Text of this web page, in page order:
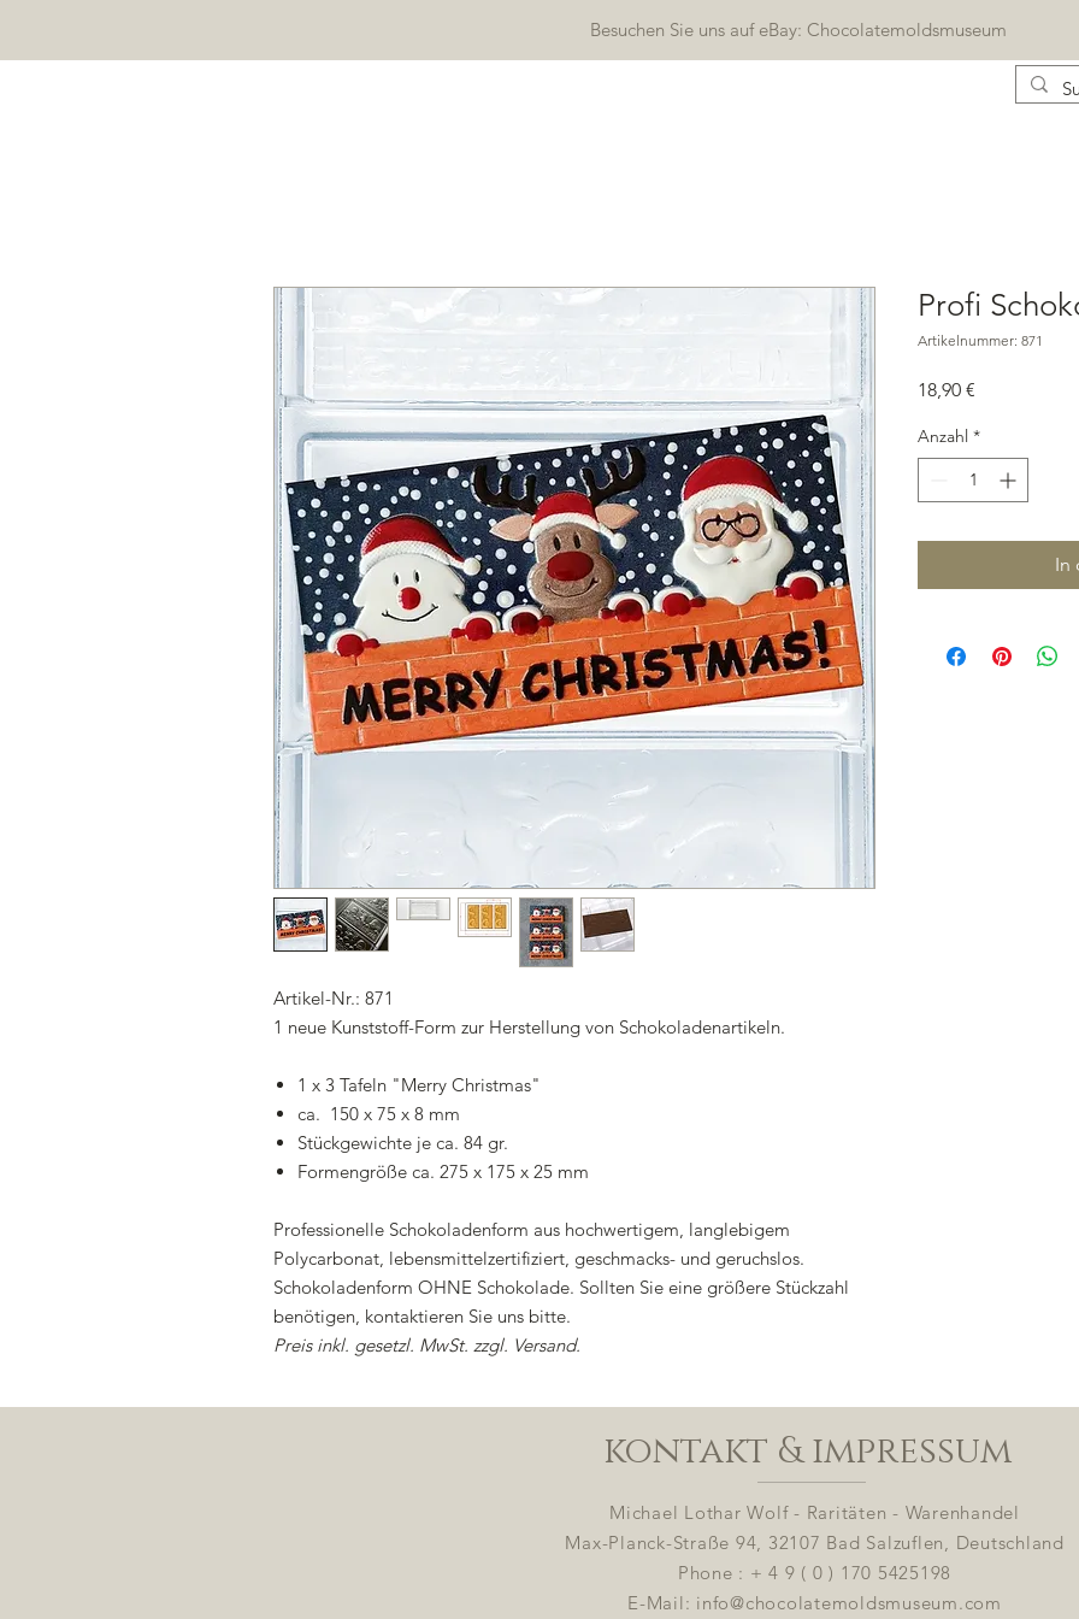
Besuchen Sie uns auf eBay: Chocolatemoldsmuseum
Artikel-Nr.: 871
1 neue Kunststoff-Form zur Herstellung von Schokoladenartikeln.
1 x 3 Tafeln "Merry Christmas"
ca. 150 x 75 x 8 mm
Stückgewichte je ca. 84 gr.
Formengröße ca. 275 x 175 x 25 mm
Professionelle Schokoladenform aus hochwertigem, langlebigem
Polycarbonat, lebensmittelzertifiziert, geschmacks- und geruchslos.
Schokoladenform OHNE Schokolade. Sollten Sie eine größere Stückzahl
benötigen, kontaktieren Sie uns bitte.
Preis inkl. gesetzl. MwSt. zzgl. Versand.
Profi
Artikelnummer: 871
18,90 €
Anzahl *
In
kontakt & impressum
Michael Lothar Wolf - Raritäten - Warenhandel
Max-Planck-Straße 94, 32107 Bad Salzuflen, Deutschland
Phone : + 4 9 ( 0 ) 170 5425198
E-Mail: info@chocolatemoldsmuseum.com